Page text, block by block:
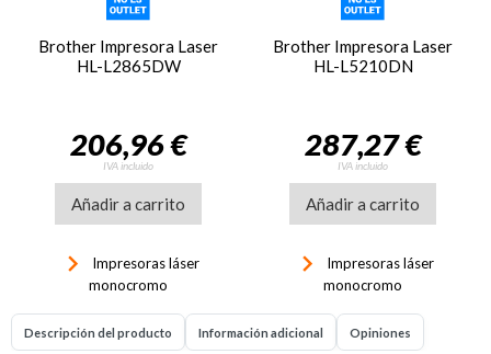
Brother Impresora Laser
HL-L2865DW
206,96 €
IVA incluido
Añadir a carrito
keyboard_arrow_right
Impresoras láser
monocromo
Brother Impresora Laser
HL-L5210DN
287,27 €
IVA incluido
Añadir a carrito
keyboard_arrow_right
Impresoras láser
monocromo
Descripción del producto Información adicional Opiniones